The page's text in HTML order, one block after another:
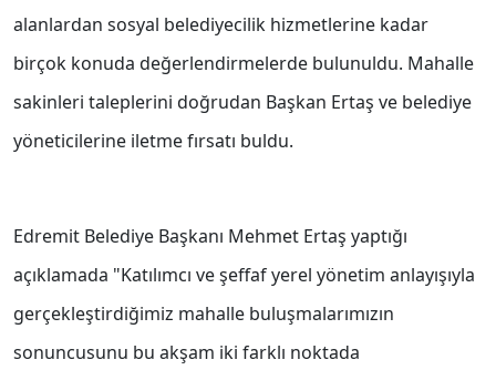
alanlardan sosyal belediyecilik hizmetlerine kadar
birçok konuda değerlendirmelerde bulunuldu. Mahalle
sakinleri taleplerini doğrudan Başkan Ertaş ve belediye
yöneticilerine iletme fırsatı buldu.
Edremit Belediye Başkanı Mehmet Ertaş yaptığı
açıklamada "Katılımcı ve şeffaf yerel yönetim anlayışıyla
gerçekleştirdiğimiz mahalle buluşmalarımızın
sonuncusunu bu akşam iki farklı noktada